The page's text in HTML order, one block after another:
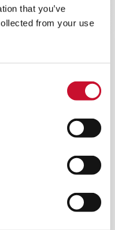
that you’ve
from your use